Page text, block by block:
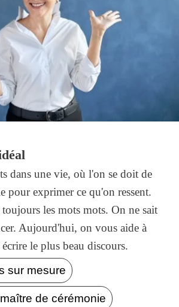
dans une vie, où l'on se doit de
pour exprimer ce qu'on ressent.
les mots mots. On ne sait
Aujourd'hui, on vous aide à
le plus beau discours.
sur mesure
de cérémonie